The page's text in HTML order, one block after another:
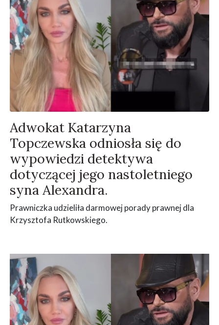
Adwokat Katarzyna
Topczewska odniosła się do
wypowiedzi detektywa
dotyczącej jego nastoletniego
syna Alexandra.
Prawniczka udzieliła darmowej porady prawnej dla
Krzysztofa Rutkowskiego.